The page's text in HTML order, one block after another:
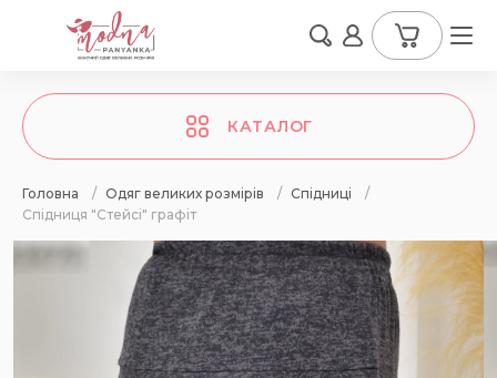
КАТАЛОГ
Головна / Одяг великих розмірів / Спідниці
/
Спідниця "Стейсі" графіт